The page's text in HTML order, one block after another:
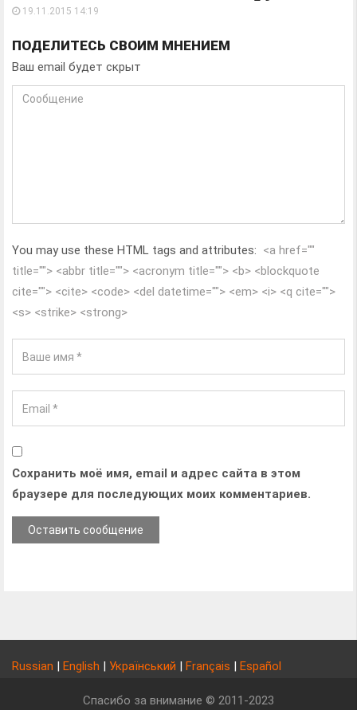
19.11.2015 14:19
ПОДЕЛИТЕСЬ СВОИМ МНЕНИЕМ
Ваш email будет скрыт
You may use these HTML tags and attributes: <a href=""
title=""> <abbr title=""> <acronym title=""> <b> <blockquote
cite=""> <cite> <code> <del datetime=""> <em> <i> <q cite="">
<s> <strike> <strong>
Сохранить моё имя, email и адрес сайта в этом
браузере для последующих моих комментариев.
Russian | English | Український | Français | Español
Спасибо за внимание © 2011-2023